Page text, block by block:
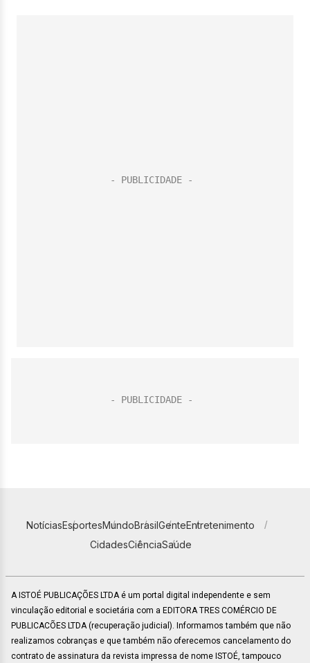
NotíciasEsportesMundoBrasilGenteEntretenimento
CidadesCiênciaSaúde
A ISTOÉ PUBLICAÇÕES LTDA é um portal digital independente e sem
vinculação editorial e societária com a EDITORA TRES COMÉRCIO DE
PUBLICACÕES LTDA (recuperação judicial). Informamos também que não
realizamos cobranças e que também não oferecemos cancelamento do
contrato de assinatura da revista impressa de nome ISTOÉ, tampouco